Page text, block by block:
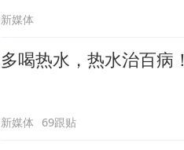
新媒体
多喝热水，热水治百病！
新媒体 69跟贴